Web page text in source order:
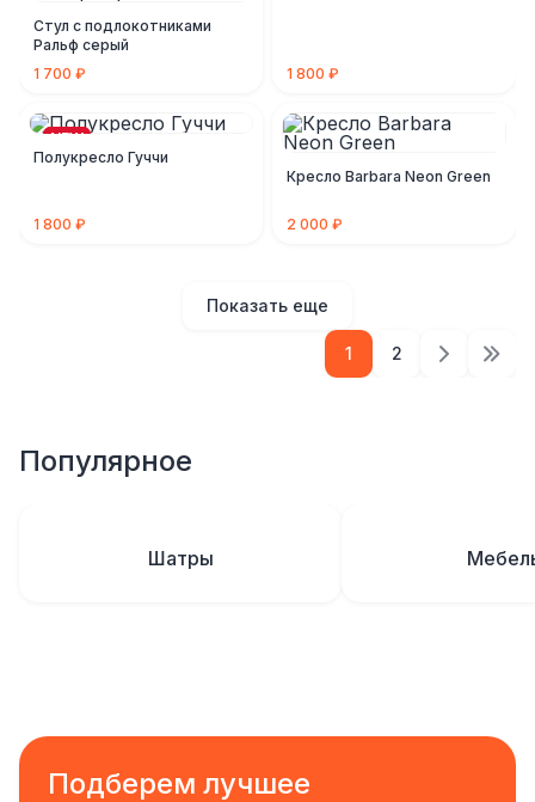
Стул с подлокотниками
Ральф серый
1 700 ₽
1 800 ₽
NEW
Полукресло Гуччи
1 800 ₽
Кресло Barbara Neon Green
2 000 ₽
Показать еще
1 2
Популярное
Шатры
Подберем лучшее